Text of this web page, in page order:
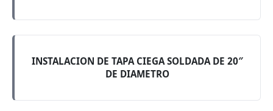
INSTALACION DE TAPA CIEGA SOLDADA DE 20″
DE DIAMETRO